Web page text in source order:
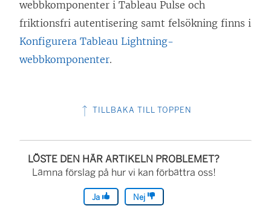
webbkomponenter i Tableau Pulse och
friktionsfri autentisering samt felsökning finns i
Konfigurera Tableau Lightning-
webbkomponenter.
TILLBAKA TILL TOPPEN
LÖSTE DEN HÄR ARTIKELN PROBLEMET?
Lämna förslag på hur vi kan förbättra oss!
Ja Nej